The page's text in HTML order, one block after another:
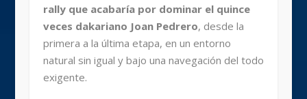
rally que acabaría por dominar el quince
veces dakariano Joan Pedrero, desde la
primera a la última etapa, en un entorno
natural sin igual y bajo una navegación del todo
exigente.